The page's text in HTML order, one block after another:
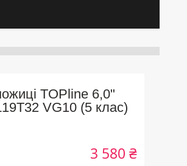
TOPline 6,0"
VG10 (5 клас)
3 580 ₴